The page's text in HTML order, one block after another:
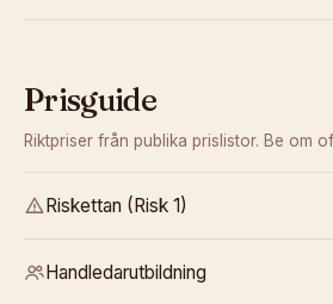
Prisguide
Riktpriser från publika prislistor. Be om
Riskettan (Risk 1)
Handledarutbildning